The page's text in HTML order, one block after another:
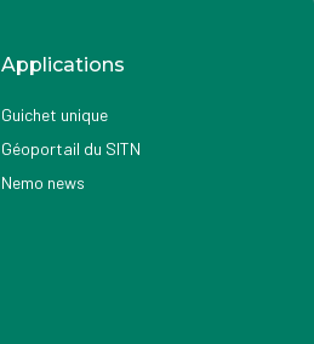
Applications
Guichet unique
Géoportail du SITN
Nemo news